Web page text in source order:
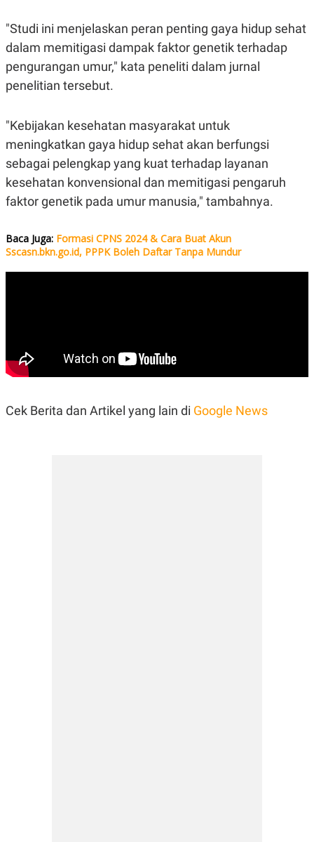
"Studi ini menjelaskan peran penting gaya hidup sehat
dalam memitigasi dampak faktor genetik terhadap
pengurangan umur," kata peneliti dalam jurnal
penelitian tersebut.
"Kebijakan kesehatan masyarakat untuk
meningkatkan gaya hidup sehat akan berfungsi
sebagai pelengkap yang kuat terhadap layanan
kesehatan konvensional dan memitigasi pengaruh
faktor genetik pada umur manusia," tambahnya.
Baca Juga: Formasi CPNS 2024 & Cara Buat Akun
Sscasn.bkn.go.id, PPPK Boleh Daftar Tanpa Mundur
Cek Berita dan Artikel yang lain di Google News